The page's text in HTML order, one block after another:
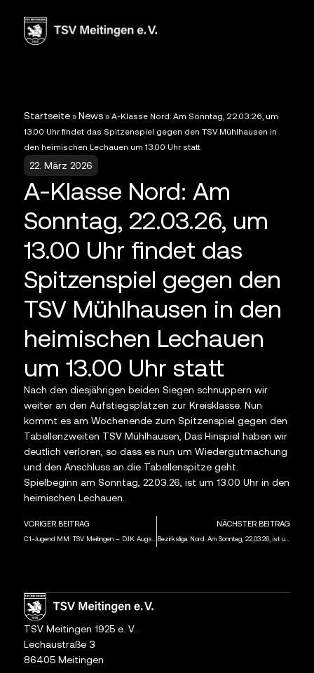
Startseite» News» A-Klasse Nord: Am Sonntag, 22.03.26, um
13.00 Uhr findet das Spitzenspiel gegen den TSV Mühlhausen in
den heimischen Lechauen um 13.00 Uhr statt
22. März 2026
A-Klasse Nord: Am
Sonntag, 22.03.26, um
13.00 Uhr findet das
Spitzenspiel gegen den
TSV Mühlhausen in den
heimischen Lechauen
um 13.00 Uhr statt
Nach den diesjährigen beiden Siegen schnuppern wir
weiter an den Aufstiegsplätzen zur Kreisklasse. Nun
kommt es am Wochenende zum Spitzenspiel gegen den
Tabellenzweiten TSV Mühlhausen, Das Hinspiel haben wir
deutlich verloren, so dass es nun um Wiedergutmachung
und den Anschluss an die Tabellenspitze geht.
Spielbeginn am Sonntag, 22.03.26, ist um 13.00 Uhr in den
heimischen Lechauen.
VORIGER BEITRAG NÄCHSTER BEITRAG
TSV Meitingen 1925 e. V.
Lechaustraße 3
86405 Meitingen